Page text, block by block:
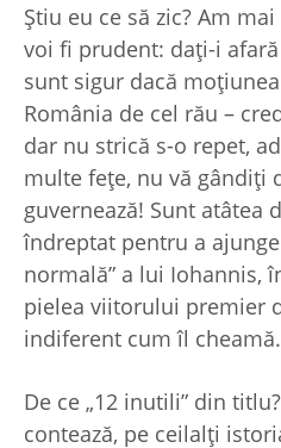
Ştiu eu ce să zic? Am
voi fi prudent: daţi-i
sunt sigur dacă
România de cel rău –
dar nu strică s-o repet,
multe feţe, nu vă gândiţi
guvernează! Sunt atâtea
îndreptat pentru a
normală” a lui Iohannis,
pielea viitorului premier
indiferent cum îl cheamă.
De ce „12 inutili” din
contează, pe ceilalţi